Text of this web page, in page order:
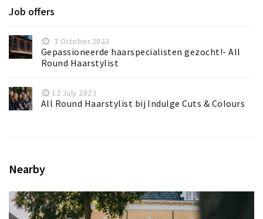
Job offers
3 October 2023
Gepassioneerde haarspecialisten gezocht!- All
Round Haarstylist
12 July 2023
All Round Haarstylist bij Indulge Cuts & Colours
Nearby